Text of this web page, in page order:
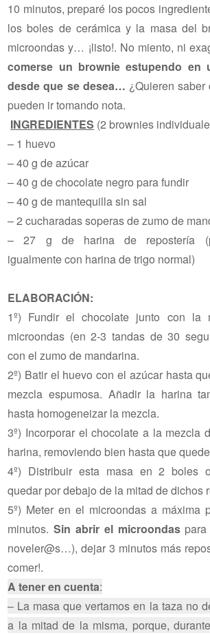
10 minutos, preparé los pocos
los boles de cerámica y la masa del
microondas y… ¡listo!. No miento, ni
comerse un brownie estupendo en
desde que se desea… ¿Quieren
pueden ir tomando nota.
INGREDIENTES (2 brownies
– 1 huevo
– 40 g de azúcar
– 40 g de chocolate negro para fundir
– 40 g de mantequilla sin sal
– 2 cucharadas soperas de zumo de
– 27 g de harina de repostería
igualmente con harina de trigo normal)
ELABORACIÓN:
1º) Fundir el chocolate junto con la
microondas (en 2-3 tandas de 30
con el zumo de mandarina.
2º) Batir el huevo con el azúcar hasta
mezcla espumosa. Añadir la harina
hasta homogeneizar la mezcla.
3º) Incorporar el chocolate a la mezcla
harina, removiendo bien hasta que
4º) Distribuir esta masa en 2 boles
quedar por debajo de la mitad de dichos
5º) Meter en el microondas a máxima
minutos.Sin abrir el microondaspara
noveler@s…), dejar 3 minutos más
comer!.
A tener en cuenta:
– La masa que vertamos en la taza no
a la mitad de la misma, porque,